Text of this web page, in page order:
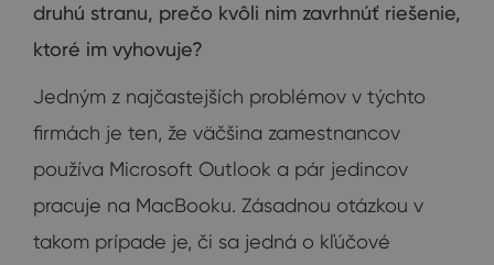
druhú stranu, prečo kvôli nim zavrhnúť riešenie,
ktoré im vyhovuje?
Jedným z najčastejších problémov v týchto
firmách je ten, že väčšina zamestnancov
používa Microsoft Outlook a pár jedincov
pracuje na MacBooku. Zásadnou otázkou v
takom prípade je, či sa jedná o kľúčové